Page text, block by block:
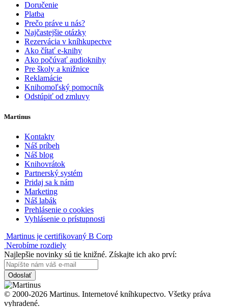
Doručenie
Platba
Prečo práve u nás?
Najčastejšie otázky
Rezervácia v kníhkupectve
Ako čítať e-knihy
Ako počúvať audioknihy
Pre školy a knižnice
Reklamácie
Knihomoľský pomocník
Odstúpiť od zmluvy
Martinus
Kontakty
Náš príbeh
Náš blog
Knihovrátok
Partnerský systém
Pridaj sa k nám
Marketing
Náš labák
Prehlásenie o cookies
Vyhlásenie o prístupnosti
Martinus je certifikovaný B Corp
Nerobíme rozdiely
Najlepšie novinky sú tie knižné. Získajte ich ako prví:
Odoslať
© 2000-2026 Martinus. Internetové kníhkupectvo. Všetky práva
vyhradené.